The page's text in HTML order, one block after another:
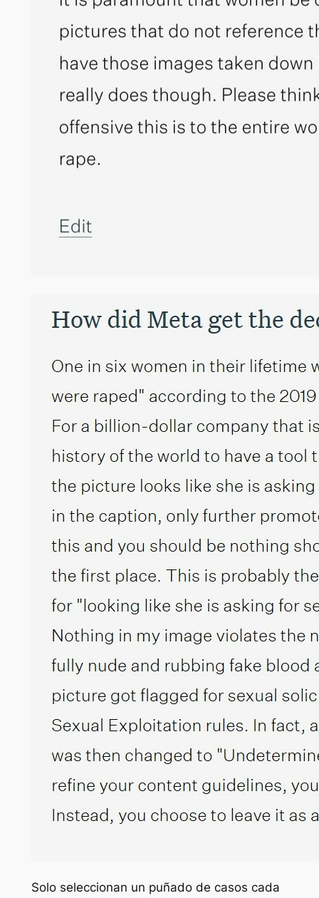
Solo seleccionan un puñado de casos cada